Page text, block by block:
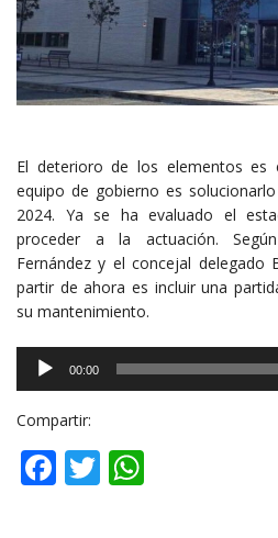
El deterioro de los elementos es
equipo de gobierno es
2024. Ya se ha evaluado el
proceder a la actuación.
Fernández y el concejal
partir de ahora es incluir una
su mantenimiento.
Reproductor
00:00
Compartir:
Facebook
Twitter